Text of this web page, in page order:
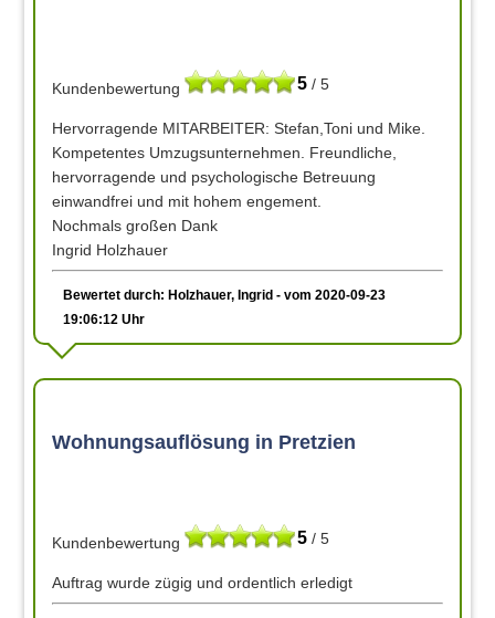
5 / 5
Kundenbewertung
Hervorragende MITARBEITER: Stefan,Toni und Mike.
Kompetentes Umzugsunternehmen. Freundliche,
hervorragende und psychologische Betreuung
einwandfrei und mit hohem engement.
Nochmals großen Dank
Ingrid Holzhauer
Bewertet durch: Holzhauer, Ingrid - vom 2020-09-23
19:06:12 Uhr
Wohnungsauflösung in Pretzien
5 / 5
Kundenbewertung
Auftrag wurde zügig und ordentlich erledigt